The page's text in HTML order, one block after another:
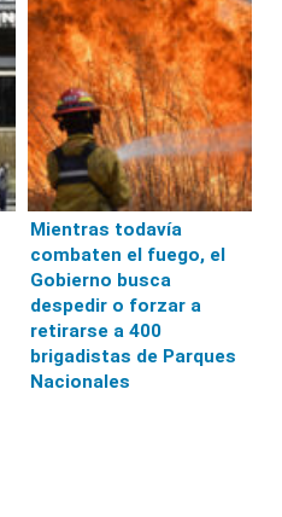
Mientras todavía
combaten el fuego, el
Gobierno busca
despedir o forzar a
retirarse a 400
brigadistas de Parques
Nacionales